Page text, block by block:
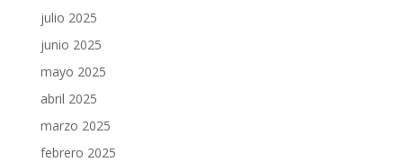
julio 2025
junio 2025
mayo 2025
abril 2025
marzo 2025
febrero 2025